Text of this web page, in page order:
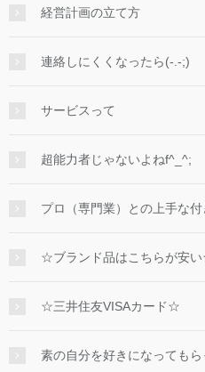
経営計画の立て方
連絡しにくくなったら(-.-;)
サービスって
超能力者じゃないよねf^_^;
プロ（専門業）との上手な
☆ブランド品はこちらが安
☆三井住友VISAカード☆
素の自分を好きになっても